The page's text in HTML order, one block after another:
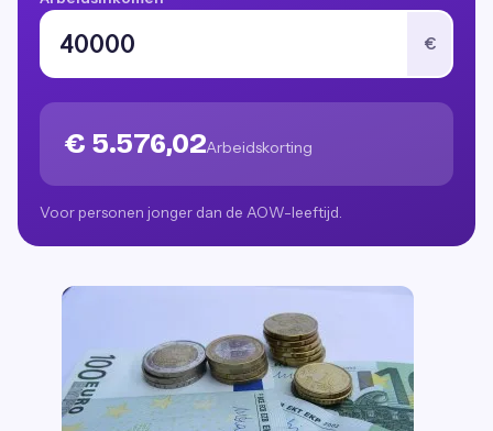
€
€ 5.576,02Arbeidskorting
Voor personen jonger dan de AOW-leeftijd.